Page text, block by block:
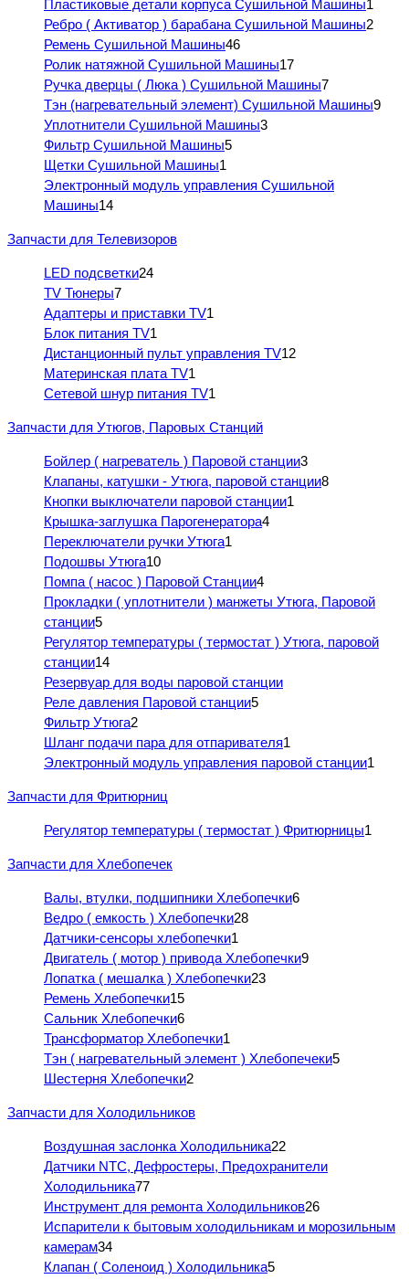
Пластиковые детали корпуса Сушильной Машины1
Ребро ( Активатор ) барабана Сушильной Машины2
Ремень Сушильной Машины46
Ролик натяжной Сушильной Машины17
Ручка дверцы ( Люка ) Сушильной Машины7
Тэн (нагревательный элемент) Сушильной Машины9
Уплотнители Сушильной Машины3
Фильтр Сушильной Машины5
Щетки Сушильной Машины1
Электронный модуль управления Сушильной
Машины14
Запчасти для Телевизоров
LED подсветки24
TV Тюнеры7
Адаптеры и приставки TV1
Блок питания TV1
Дистанционный пульт управления TV12
Материнская плата TV1
Сетевой шнур питания TV1
Запчасти для Утюгов, Паровых Станций
Бойлер ( нагреватель ) Паровой станции3
Клапаны, катушки - Утюга, паровой станции8
Кнопки выключатели паровой станции1
Крышка-заглушка Парогенератора4
Переключатели ручки Утюга1
Подошвы Утюга10
Помпа ( насос ) Паровой Станции4
Прокладки ( уплотнители ) манжеты Утюга, Паровой
станции5
Регулятор температуры ( термостат ) Утюга, паровой
станции14
Резервуар для воды паровой станции
Реле давления Паровой станции5
Фильтр Утюга2
Шланг подачи пара для отпаривателя1
Электронный модуль управления паровой станции1
Запчасти для Фритюрниц
Регулятор температуры ( термостат ) Фритюрницы1
Запчасти для Хлебопечек
Валы, втулки, подшипники Хлебопечки6
Ведро ( емкость ) Хлебопечки28
Датчики-сенсоры хлебопечки1
Двигатель ( мотор ) привода Хлебопечки9
Лопатка ( мешалка ) Хлебопечки23
Ремень Хлебопечки15
Сальник Хлебопечки6
Трансформатор Хлебопечки1
Тэн ( нагревательный элемент ) Хлебопечеки5
Шестерня Хлебопечки2
Запчасти для Холодильников
Воздушная заслонка Холодильника22
Датчики NTC, Дефростеры, Предохранители
Холодильника77
Инструмент для ремонта Холодильников26
Испарители к бытовым холодильникам и морозильным
камерам34
Клапан ( Соленоид ) Холодильника5